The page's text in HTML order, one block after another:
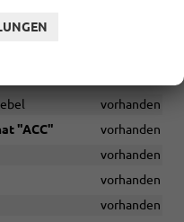
optischer und
2 Klappschlüssel
vorhanden
"ACC"
vorhanden
vorhanden
vorhanden
vorhanden